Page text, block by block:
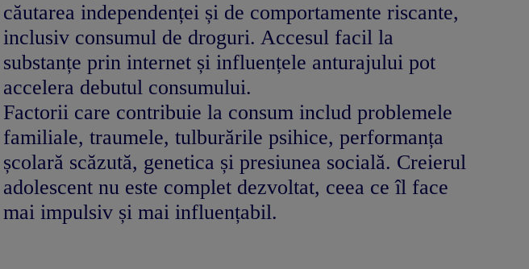
căutarea independenței și de comportamente riscante,
inclusiv consumul de droguri. Accesul facil la
substanțe prin internet și influențele anturajului pot
accelera debutul consumului.
Factorii care contribuie la consum includ problemele
familiale, traumele, tulburările psihice, performanța
școlară scăzută, genetica și presiunea socială. Creierul
adolescent nu este complet dezvoltat, ceea ce îl face
mai impulsiv și mai influențabil.